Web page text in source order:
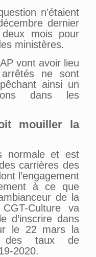
n’étaient
dernier
mois pour
ministères.
vont avoir lieu
ne sont
ainsi un
dans les
mouiller la
normale et est
carrières des
l’engagement
à ce que
de la
Culture va
d’inscrire dans
le 22 mars la
des taux de
2020.